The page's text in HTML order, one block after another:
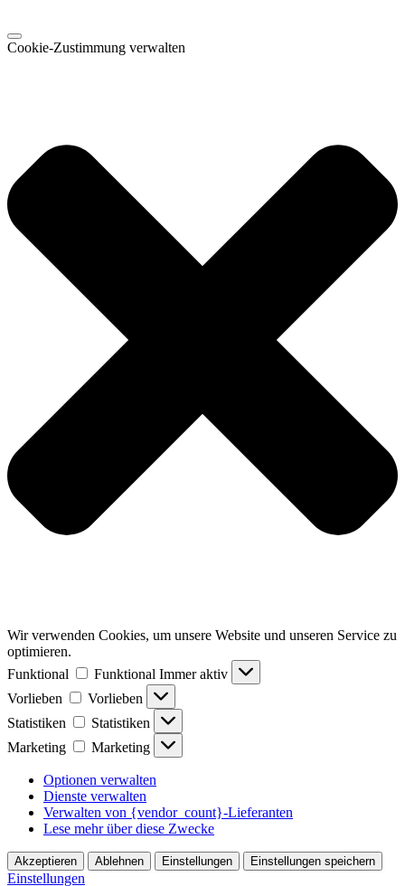
Cookie-Zustimmung verwalten
Wir verwenden Cookies, um unsere Website und unseren Service zu
optimieren.
Funktional
Funktional Immer aktiv
Vorlieben
Vorlieben
Statistiken
Statistiken
Marketing
Marketing
Optionen verwalten
Dienste verwalten
Verwalten von {vendor_count}-Lieferanten
Lese mehr über diese Zwecke
Akzeptieren Ablehnen Einstellungen Einstellungen speichern
Einstellungen